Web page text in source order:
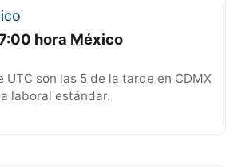
hora México
UTC son las 5 de la tarde en CDMX
laboral estándar.